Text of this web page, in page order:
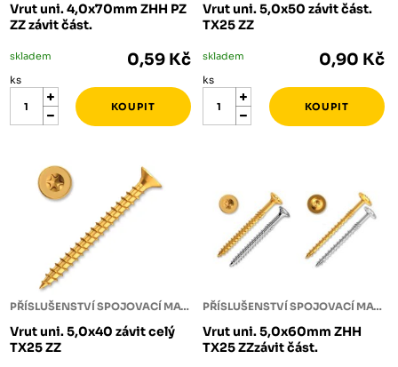
Vrut uni. 4,0x70mm ZHH PZ
ZZ závit část.
skladem 0,59 Kč
ks
Vrut uni. 5,0x50 závit část.
TX25 ZZ
skladem 0,90 Kč
ks
PŘÍSLUŠENSTVÍ SPOJOVACÍ MATERIÁL
Vrut uni. 5,0x40 závit celý
TX25 ZZ
PŘÍSLUŠENSTVÍ SPOJOVACÍ MATERIÁL
Vrut uni. 5,0x60mm ZHH
TX25 ZZzávit část.